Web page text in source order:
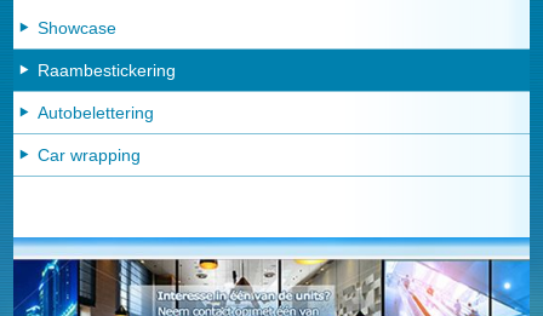
Showcase
Raambestickering
Autobelettering
Car wrapping